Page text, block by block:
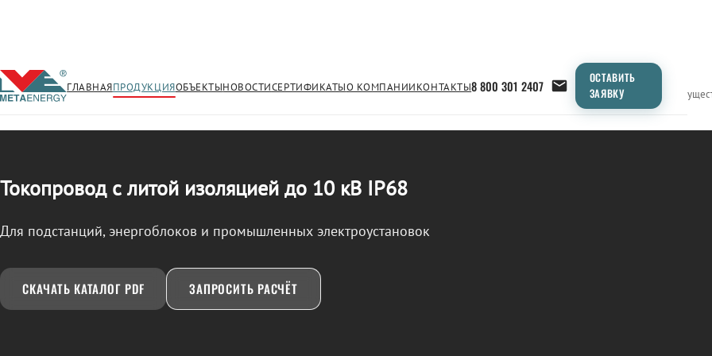
ГЛАВНАЯПРОДУКЦИЯОБЪЕКТЫНОВОСТИСЕРТИФИКАТЫО КОМПАНИИКОНТАКТЫ8 800 301 2407
ОСТАВИТЬ
ЗАЯВКУ
← Продукция/ТОКОПРОВОД Применение Продукция ТипоразмерыСравнение
Токопровод с литой изоляцией до 10 кВ IP68
Для подстанций, энергоблоков и промышленных электроустановок
СКАЧАТЬ КАТАЛОГ PDF ЗАПРОСИТЬ РАСЧЁТ